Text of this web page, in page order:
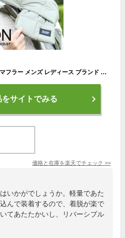
タイオン リバーシブル ダウンマフラー メンズ レディース ブランド TAION リバーシブル ダウンマフラー タイオン TAION-R201MT レディース 秋 冬 秋冬 軽量 ブランド バイク スポーツ ボタン 防寒 ゴルフ ランニング おしゃれ 黒 ブラック スノーボード 男女兼用
をサイトでみる
価格と在庫を楽天でチェック >>
いかがでしょうか。軽量であた
んで装着するので、着脱が楽で
てあたたかいし、リバーシブル